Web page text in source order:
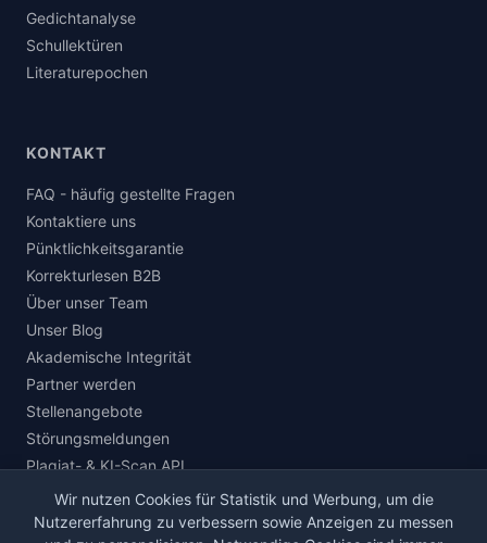
Gedichtanalyse
Schullektüren
Literaturepochen
KONTAKT
FAQ - häufig gestellte Fragen
Kontaktiere uns
Pünktlichkeitsgarantie
Korrekturlesen B2B
Über unser Team
Unser Blog
Akademische Integrität
Partner werden
Stellenangebote
Störungsmeldungen
Plagiat- & KI-Scan API
Wir nutzen Cookies für Statistik und Werbung, um die
Nutzererfahrung zu verbessern sowie Anzeigen zu messen